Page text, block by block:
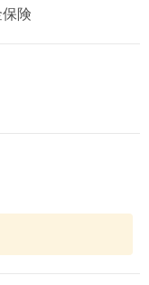
険